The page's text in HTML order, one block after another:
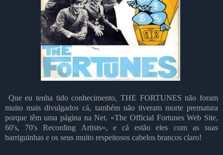
Que eu tenha tido conhecimento, THE FORTUNES não foram
muito mais divulgados cá, também não tiveram morte prematura
porque têm uma página na Net. «The Official Fortunes Web Site,
60's, 70's Recording Artists», e cá estão eles com as suas
barriguinhas e os seus muito respeitosos cabelos brancos claro!